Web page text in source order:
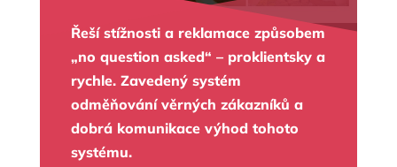
Řeší stížnosti a reklamace způsobem
„no question asked“ – proklientsky a
rychle. Zavedený systém
odměňování věrných zákazníků a
dobrá komunikace výhod tohoto
systému.